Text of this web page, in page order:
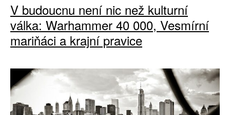
V budoucnu není nic než kulturní
válka: Warhammer 40 000, Vesmírní
mariňáci a krajní pravice